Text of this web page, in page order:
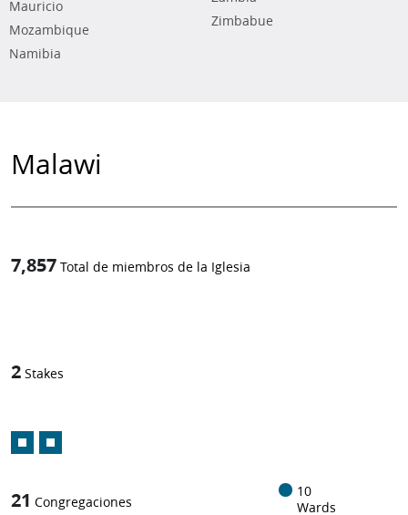
Mauricio
Mozambique
Namibia
Zimbabue
Malawi
7,857 Total de miembros de la Iglesia
2 Stakes
21 Congregaciones
10
Wards